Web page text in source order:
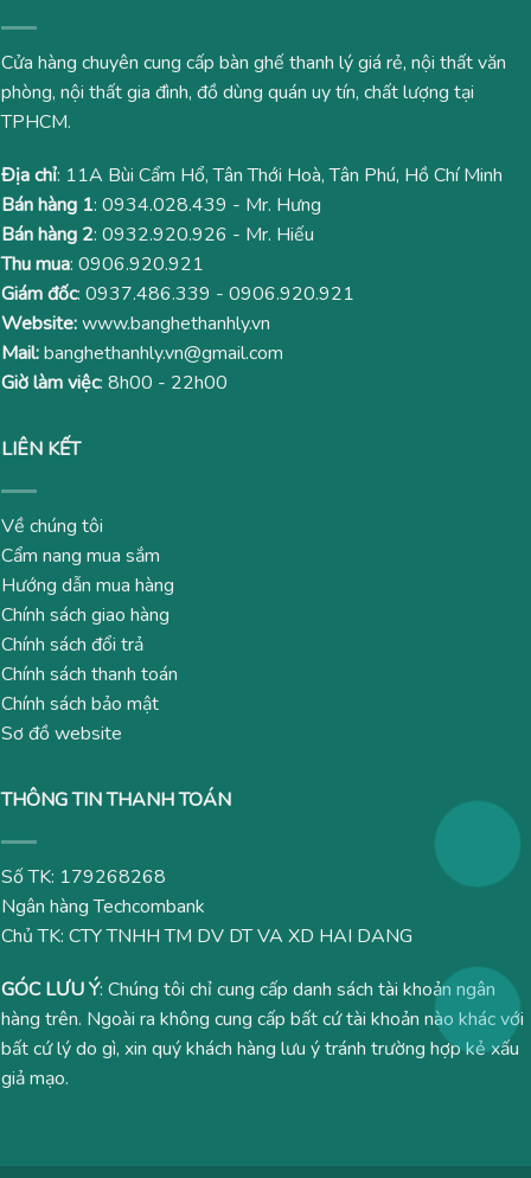
Cửa hàng chuyên cung cấp bàn ghế thanh lý giá rẻ, nội thất văn
phòng, nội thất gia đình, đồ dùng quán uy tín, chất lượng tại
TPHCM.
Địa chỉ: 11A Bùi Cẩm Hổ, Tân Thới Hoà, Tân Phú, Hồ Chí Minh
Bán hàng 1: 0934.028.439 - Mr. Hưng
Bán hàng 2: 0932.920.926 - Mr. Hiếu
Thu mua: 0906.920.921
Giám đốc: 0937.486.339 - 0906.920.921
Website:www.banghethanhly.vn
Mail:banghethanhly.vn@gmail.com
Giờ làm việc: 8h00 - 22h00
LIÊN KẾT
Về chúng tôi
Cẩm nang mua sắm
Hướng dẫn mua hàng
Chính sách giao hàng
Chính sách đổi trả
Chính sách thanh toán
Chính sách bảo mật
Sơ đồ website
THÔNG TIN THANH TOÁN
Số TK: 179268268
Ngân hàng Techcombank
Chủ TK: CTY TNHH TM DV DT VA XD HAI DANG
GÓC LƯU Ý: Chúng tôi chỉ cung cấp danh sách tài khoản ngân
hàng trên. Ngoài ra không cung cấp bất cứ tài khoản nào khác với
bất cứ lý do gì, xin quý khách hàng lưu ý tránh trường hợp kẻ xấu
giả mạo.